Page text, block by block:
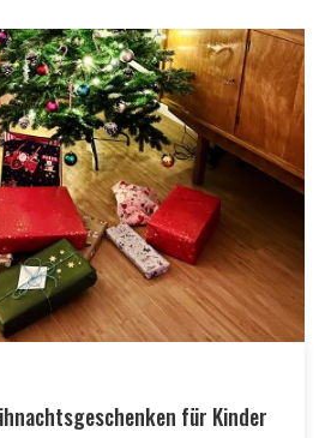
für Kinder